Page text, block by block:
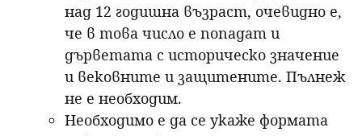
над 12 годишна възраст, очевидно е,
че в това число е попадат и
дърветата с историческо значение
и вековните и защитените. Пълнеж
не е необходим.
Необходимо е да се укаже формата